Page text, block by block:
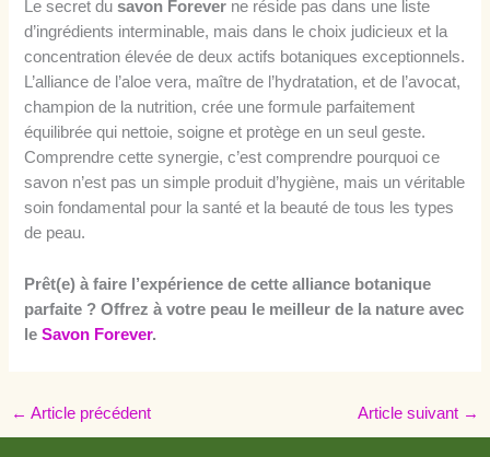
Le secret dusavon Forever ne réside pas dans une liste
d’ingrédients interminable, mais dans le choix judicieux et la
concentration élevée de deux actifs botaniques exceptionnels.
L’alliance de l’aloe vera, maître de l’hydratation, et de l’avocat,
champion de la nutrition, crée une formule parfaitement
équilibrée qui nettoie, soigne et protège en un seul geste.
Comprendre cette synergie, c’est comprendre pourquoi ce
savon n’est pas un simple produit d’hygiène, mais un véritable
soin fondamental pour la santé et la beauté de tous les types
de peau.
Prêt(e) à faire l’expérience de cette alliance botanique
parfaite ? Offrez à votre peau le meilleur de la nature avec
leSavon Forever.
← Article précédent Article suivant →